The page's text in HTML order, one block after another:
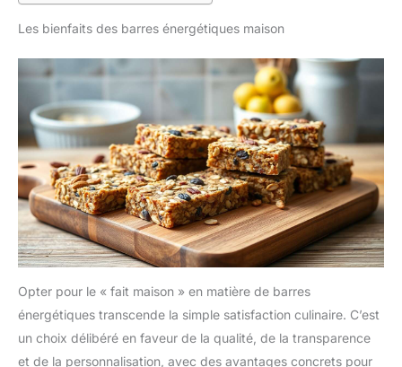
Les bienfaits des barres énergétiques maison
Opter pour le « fait maison » en matière de barres
énergétiques transcende la simple satisfaction culinaire. C’est
un choix délibéré en faveur de la qualité, de la transparence
et de la personnalisation, avec des avantages concrets pour